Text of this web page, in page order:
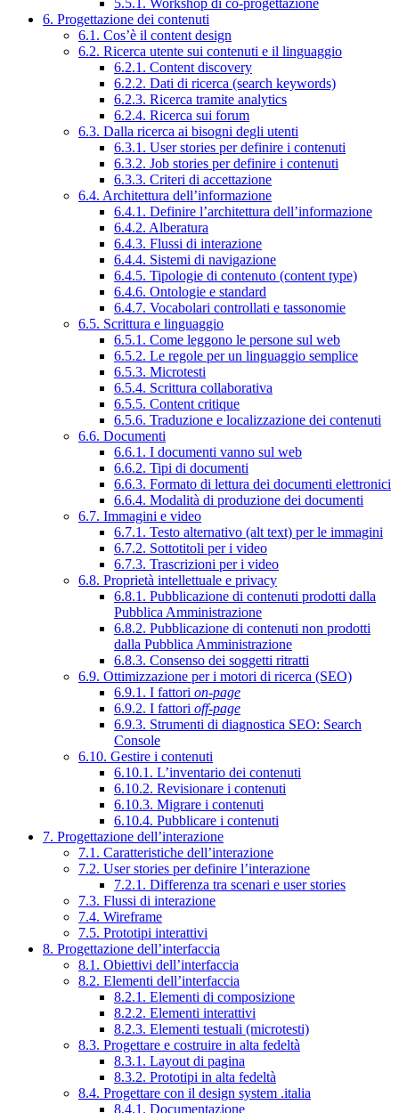
6. Progettazione dei contenuti
6.1. Cos’è il content design
6.2. Ricerca utente sui contenuti e il linguaggio
6.2.1. Content discovery
6.2.2. Dati di ricerca (search keywords)
6.2.3. Ricerca tramite analytics
6.2.4. Ricerca sui forum
6.3. Dalla ricerca ai bisogni degli utenti
6.3.1. User stories per definire i contenuti
6.3.2. Job stories per definire i contenuti
6.3.3. Criteri di accettazione
6.4. Architettura dell’informazione
6.4.1. Definire l’architettura dell’informazione
6.4.2. Alberatura
6.4.3. Flussi di interazione
6.4.4. Sistemi di navigazione
6.4.5. Tipologie di contenuto (content type)
6.4.6. Ontologie e standard
6.4.7. Vocabolari controllati e tassonomie
6.5. Scrittura e linguaggio
6.5.1. Come leggono le persone sul web
6.5.2. Le regole per un linguaggio semplice
6.5.3. Microtesti
6.5.4. Scrittura collaborativa
6.5.5. Content critique
6.5.6. Traduzione e localizzazione dei contenuti
6.6. Documenti
6.6.1. I documenti vanno sul web
6.6.2. Tipi di documenti
6.6.3. Formato di lettura dei documenti elettronici
6.6.4. Modalità di produzione dei documenti
6.7. Immagini e video
6.7.1. Testo alternativo (alt text) per le immagini
6.7.2. Sottotitoli per i video
6.7.3. Trascrizioni per i video
6.8. Proprietà intellettuale e privacy
6.8.1. Pubblicazione di contenuti prodotti dalla
Pubblica Amministrazione
6.8.2. Pubblicazione di contenuti non prodotti
dalla Pubblica Amministrazione
6.8.3. Consenso dei soggetti ritratti
6.9. Ottimizzazione per i motori di ricerca (SEO)
6.9.1. I fattori on-page
6.9.2. I fattori off-page
6.9.3. Strumenti di diagnostica SEO: Search
Console
6.10. Gestire i contenuti
6.10.1. L’inventario dei contenuti
6.10.2. Revisionare i contenuti
6.10.3. Migrare i contenuti
6.10.4. Pubblicare i contenuti
7. Progettazione dell’interazione
7.1. Caratteristiche dell’interazione
7.2. User stories per definire l’interazione
7.2.1. Differenza tra scenari e user stories
7.3. Flussi di interazione
7.4. Wireframe
7.5. Prototipi interattivi
8. Progettazione dell’interfaccia
8.1. Obiettivi dell’interfaccia
8.2. Elementi dell’interfaccia
8.2.1. Elementi di composizione
8.2.2. Elementi interattivi
8.2.3. Elementi testuali (microtesti)
8.3. Progettare e costruire in alta fedeltà
8.3.1. Layout di pagina
8.3.2. Prototipi in alta fedeltà
8.4. Progettare con il design system .italia
8.4.1. Documentazione